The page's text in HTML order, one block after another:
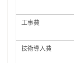
工事費
技術導入費